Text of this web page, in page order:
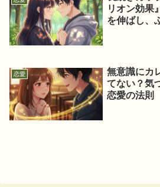
リオン効果
を伸ばし、
恋愛
無意識にカ
てない？気
恋愛の法則